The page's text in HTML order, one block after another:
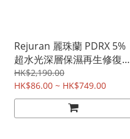
Rejuran 麗珠蘭 PDRX 5%
超水光深層保濕再生修復面
膜 5片裝
HK$2,190.00
HK$86.00 ~ HK$749.00